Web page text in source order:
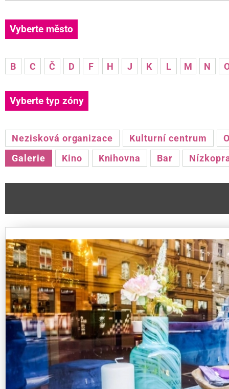
Vyberte město
B C Č D F H J K L M N
Vyberte typ zóny
Nezisková organizace Kulturní centrum
Galerie
Kino Knihovna Bar